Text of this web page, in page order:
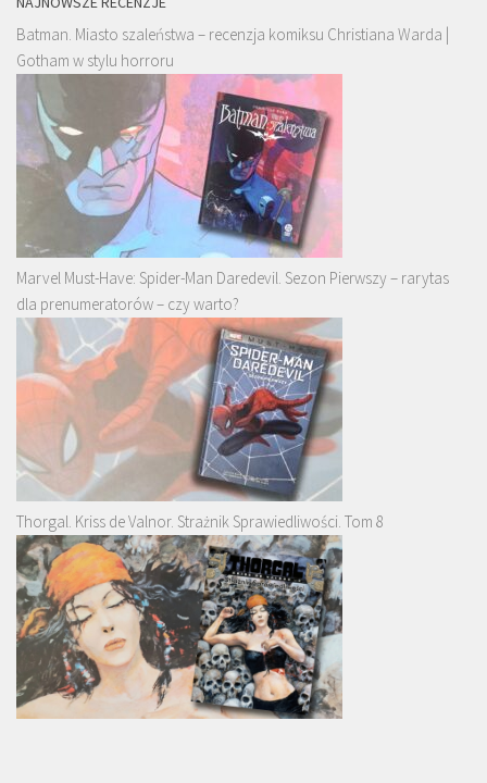
Batman. Miasto szaleństwa – recenzja komiksu Christiana Warda |
Gotham w stylu horroru
Marvel Must-Have: Spider-Man Daredevil. Sezon Pierwszy – rarytas
dla prenumeratorów – czy warto?
Thorgal. Kriss de Valnor. Strażnik Sprawiedliwości. Tom 8